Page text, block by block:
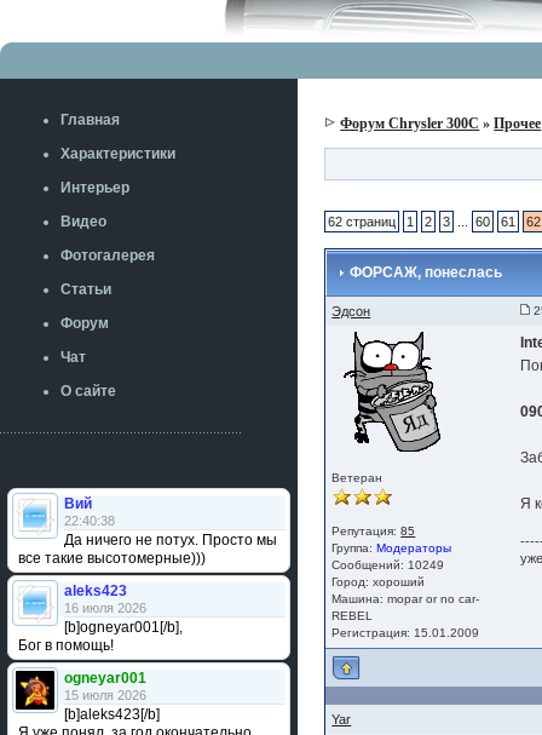
Главная
Характеристики
Интерьер
Видео
Фотогалерея
Статьи
Форум
Чат
О сайте
Вий
22:40:38
Да ничего не потух. Просто мы
все такие высотомерные)))
aleks423
16 июля 2026
[b]ogneyar001[/b],
Бог в помощь!
ogneyar001
15 июля 2026
[b]aleks423[/b]
Форум Chrysler 300C »Прочее
62 страниц 1 2 3 60 61 62
ФОРСАЖ, понеслась
Эдсон
Ветеран
Репутация:85
Группа:Модераторы
Сообщений: 10249
Город: хороший
Машина: mopar or no car-
REBEL
Регистрация: 15.01.2009
Я
Yar